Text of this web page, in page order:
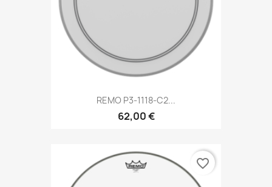
REMO P3-1118-C2...
62,00 €
favorite_border